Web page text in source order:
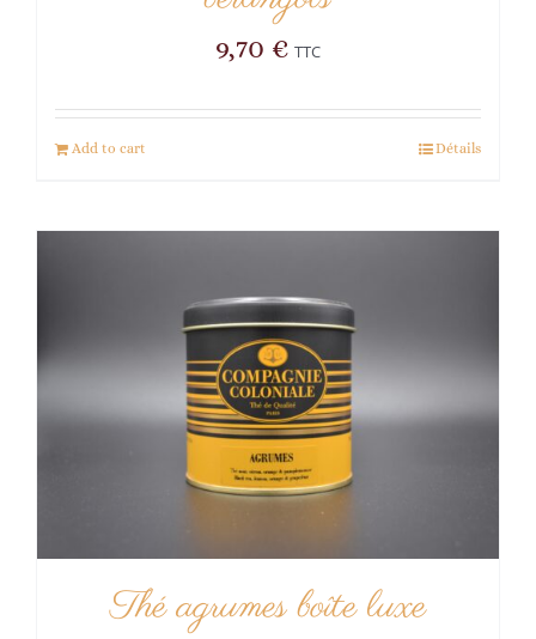
9,70 € TTC
Add to cart Détails
Thé agrumes boîte luxe